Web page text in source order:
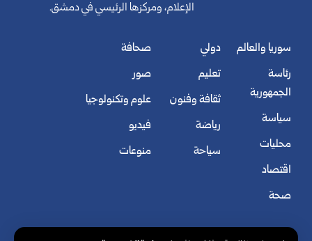
الإعلام، ومركزها الرئيسي في دمشق.
سوريا والعالم
رئاسة
الجمهورية
سياسة
محليات
اقتصاد
صحة
دولي
تعليم
ثقافة وفنون
رياضة
سياحة
صحافة
صور
علوم وتكنولوجيا
فيديو
منوعات